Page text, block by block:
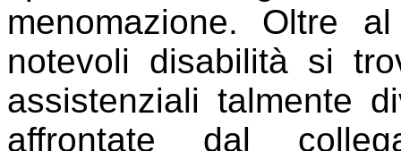
menomazione. Oltre
notevoli disabilità si
assistenziali talmente
affrontate dal